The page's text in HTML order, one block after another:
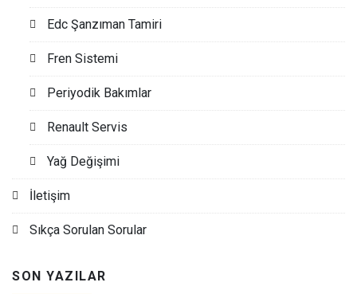
Edc Şanzıman Tamiri
Fren Sistemi
Periyodik Bakımlar
Renault Servis
Yağ Değişimi
İletişim
Sıkça Sorulan Sorular
SON YAZILAR